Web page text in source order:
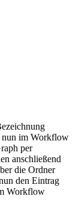
nun im Workflow
per
anschließend
die Ordner
den Eintrag
Workflow